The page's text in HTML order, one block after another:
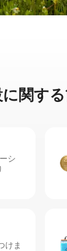
関⁠す⁠
シ
けま